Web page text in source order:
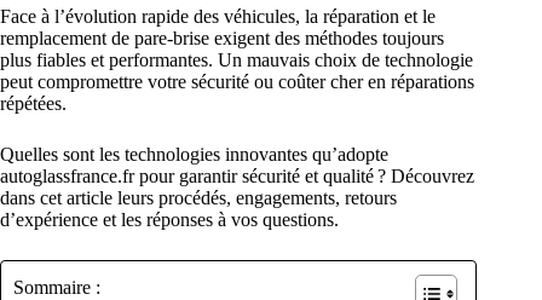
Face à l’évolution rapide des véhicules, la réparation et le
remplacement de pare-brise exigent des méthodes toujours
plus fiables et performantes. Un mauvais choix de technologie
peut compromettre votre sécurité ou coûter cher en réparations
répétées.
Quelles sont les technologies innovantes qu’adopte
autoglassfrance.fr pour garantir sécurité et qualité ? Découvrez
dans cet article leurs procédés, engagements, retours
d’expérience et les réponses à vos questions.
Sommaire :